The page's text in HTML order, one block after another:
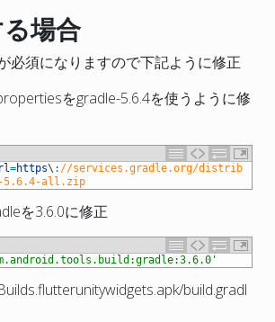
場合
必須になりますので下記ように修正
をgradle-5.6.4を使うように修
=https\ : //services.gradle.org/distrib
5.6.4-all.zip
を3.6.0に修正
build.gradl